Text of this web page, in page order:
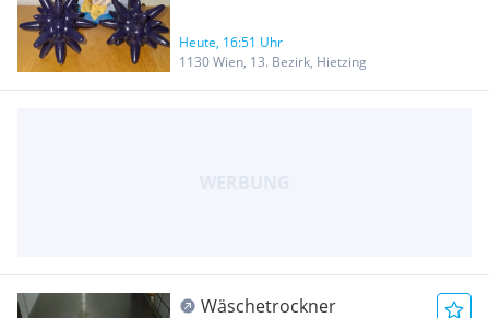
Heute, 16:51 Uhr
1130 Wien, 13. Bezirk, Hietzing
Wäschetrockner